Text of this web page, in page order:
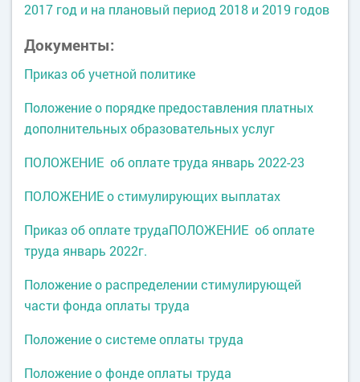
2017 год и на плановый период 2018 и 2019 годов
Документы:
Приказ об учетной политике
Положение о порядке предоставления платных
дополнительных образовательных услуг
ПОЛОЖЕНИЕ об оплате труда январь 2022-23
ПОЛОЖЕНИЕ о стимулирующих выплатах
Приказ об оплате трудаПОЛОЖЕНИЕ об оплате
труда январь 2022г.
Положение о распределении стимулирующей
части фонда оплаты труда
Положение о системе оплаты труда
Положение о фонде оплаты труда